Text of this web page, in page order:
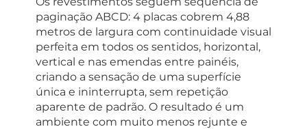
paginação ABCD: 4 placas cobrem 4,88
metros de largura com continuidade visual
perfeita em todos os sentidos, horizontal,
vertical e nas emendas entre painéis,
criando a sensação de uma superfície
única e ininterrupta, sem repetição
aparente de padrão. O resultado é um
ambiente com muito menos rejunte e